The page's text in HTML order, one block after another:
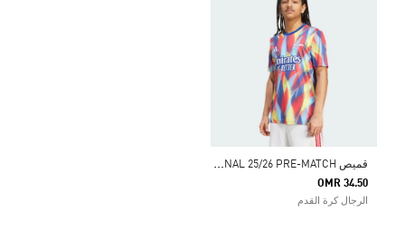
ق
ميص ARSENAL 25/26 PRE-MATCH
OMR 34.50
الرجال كرة القدم